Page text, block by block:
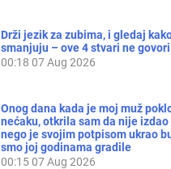
Drži jezik za zubima, i gledaj
smanjuju – ove 4 stvari ne
00:18 07 Aug 2026
Onog dana kada je moj muž
nećaku, otkrila sam da nije izdao
nego je svojim potpisom ukrao
smo joj godinama gradile
00:1507 Aug 2026